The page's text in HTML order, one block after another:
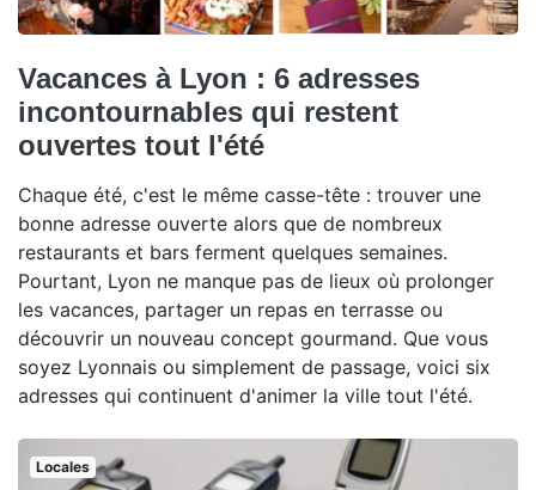
Vacances à Lyon : 6 adresses
incontournables qui restent
ouvertes tout l'été
Chaque été, c'est le même casse-tête : trouver une
bonne adresse ouverte alors que de nombreux
restaurants et bars ferment quelques semaines.
Pourtant, Lyon ne manque pas de lieux où prolonger
les vacances, partager un repas en terrasse ou
découvrir un nouveau concept gourmand. Que vous
soyez Lyonnais ou simplement de passage, voici six
adresses qui continuent d'animer la ville tout l'été.
Locales